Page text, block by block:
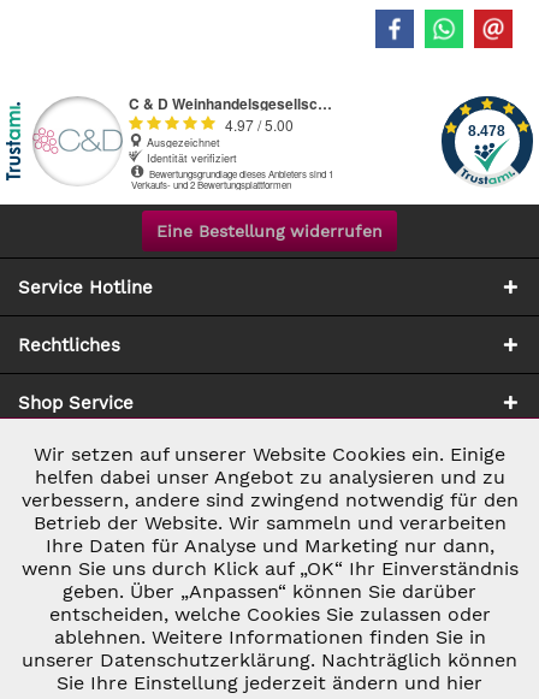
Eine Bestellung widerrufen
Service Hotline
Rechtliches
Shop Service
Zahlung & Versand
* ALLE PREISE INKL. GESETZL. UMSATZSTEUER ZZGL.
VERSANDKOSTEN UND GGF. NACHNAHMEGEBÜHREN, WENN NICHT
ANDERS BESCHRIEBEN
Notwendig Aktiv
Marketing Inaktiv
Tracking Inaktiv
Personalisierung Inaktiv
Wir setzen auf unserer Website Cookies ein. Einige
helfen dabei unser Angebot zu analysieren und zu
verbessern, andere sind zwingend notwendig für den
Betrieb der Website. Wir sammeln und verarbeiten
Ihre Daten für Analyse und Marketing nur dann,
wenn Sie uns durch Klick auf „OK“ Ihr Einverständnis
geben. Über „Anpassen“ können Sie darüber
entscheiden, welche Cookies Sie zulassen oder
ablehnen. Weitere Informationen finden Sie in
unserer Datenschutzerklärung. Nachträglich können
Sie Ihre Einstellung jederzeit ändern und hier